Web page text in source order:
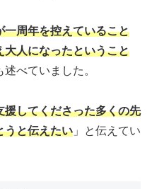
一周年を控えていること
大人になったということ
述べていました。
援してくださった多くの先
うと伝えたい 」と伝えてい